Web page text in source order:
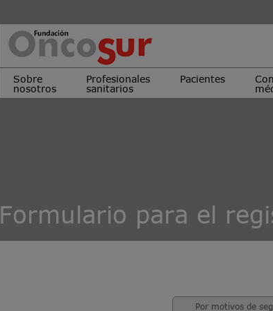
Sobre
nosotros
Profesionales
sanitarios
Pacientes
Formulario para el
Por motivos de